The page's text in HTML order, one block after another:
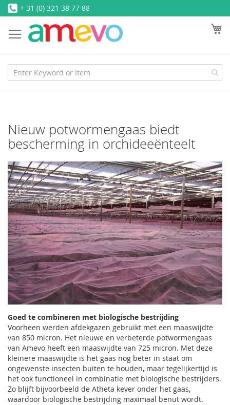
Ga
naar
de
inhoud
+ 31 (0) 321 38 77 88
Nieuw potwormengaas biedt
bescherming in orchideeënteelt
Goed te combineren met biologische bestrijding
Voorheen werden afdekgazen gebruikt met een maaswijdte
van 850 micron. Het nieuwe en verbeterde potwormengaas
van Amevo heeft een maaswijdte van 725 micron. Met deze
kleinere maaswijdte is het gaas nog beter in staat om
ongewenste insecten buiten te houden, maar tegelijkertijd is
het ook functioneel in combinatie met biologische bestrijders.
Zo blijft bijvoorbeeld de Atheta kever onder het gaas,
waardoor biologische bestrijding maximaal benut wordt.